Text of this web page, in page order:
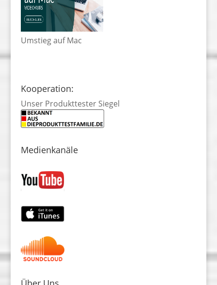
Umstieg auf Mac
Kooperation:
Unser Produkttester Siegel
Medienkanäle